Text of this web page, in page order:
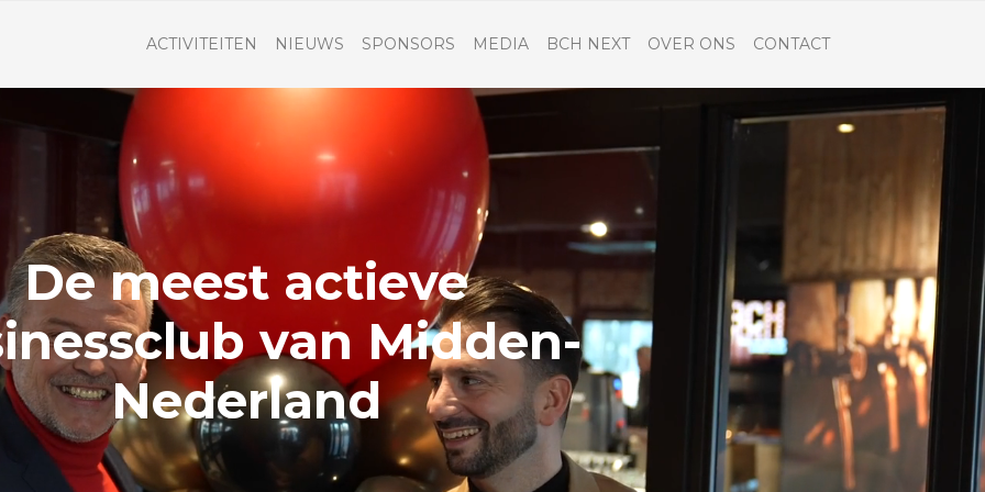
ACTIVITEITEN NIEUWS SPONSORS MEDIA BCH NEXT OVER ONS CONTACT
De meest actieve
van Midden-
Nederland